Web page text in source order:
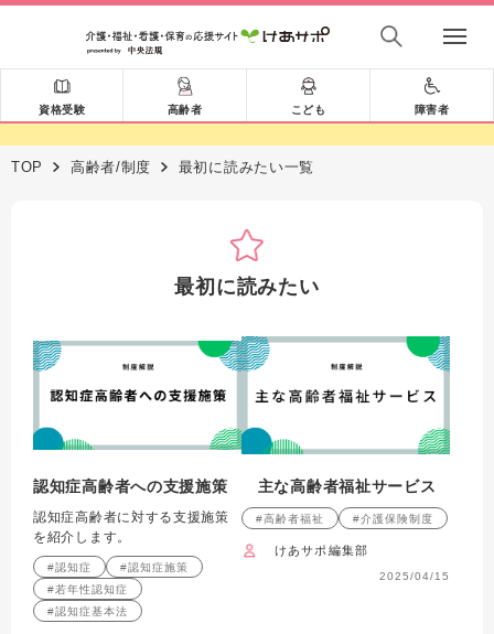
資格受験 高齢者 こども 障害者
TOP 高齢者/制度 最初に読みたい一覧
最初に読みたい
認知症高齢者への支援施策
認知症高齢者に対する支援施策
を紹介します。
#認知症
#認知症施策
#若年性認知症
#認知症基本法
主な高齢者福祉サービス
#高齢者福祉 #介護保険制度
けあサポ編集部
2025/04/15